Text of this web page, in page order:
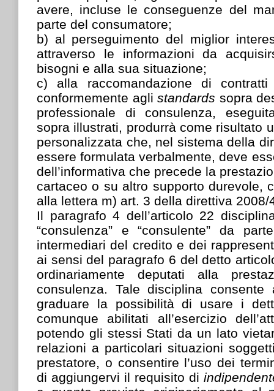
avere, incluse le conseguenze del
parte del consumatore;
b) al perseguimento del miglior
attraverso le informazioni da
bisogni e alla sua situazione;
c) alla raccomandazione di
conformemente agli standards sopra
professionale di consulenza,
sopra illustrati, produrrà come risultato
personalizzata che, nel sistema della
essere formulata verbalmente, deve
dell’informativa che precede la
cartaceo o su altro supporto durevole,
alla lettera m) art. 3 della direttiva 2008/
Il paragrafo 4 dell’articolo 22
“consulenza” e “consulente” da
intermediari del credito e dei
ai sensi del paragrafo 6 del detto
ordinariamente deputati alla
consulenza. Tale disciplina
graduare la possibilità di usare i
comunque abilitati all’esercizio
potendo gli stessi Stati da un lato
relazioni a particolari situazioni
prestatore, o consentire l’uso dei
di aggiungervi il requisito di